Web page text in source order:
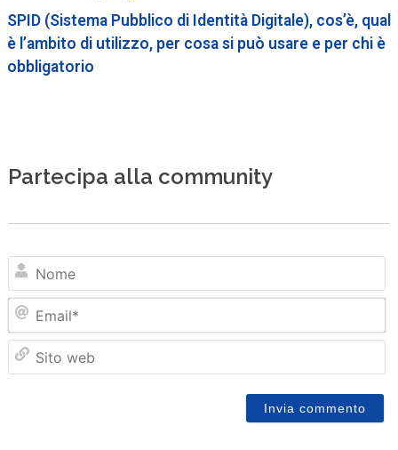
SPID (Sistema Pubblico di Identità Digitale), cos’è, qual
è l’ambito di utilizzo, per cosa si può usare e per chi è
obbligatorio
Partecipa alla community